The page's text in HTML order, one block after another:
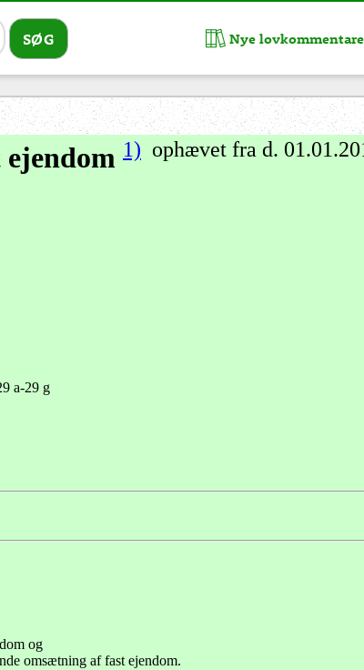
1) ophævet fra d.
a-29 g
og
omsætning af fast ejendom.
Nye